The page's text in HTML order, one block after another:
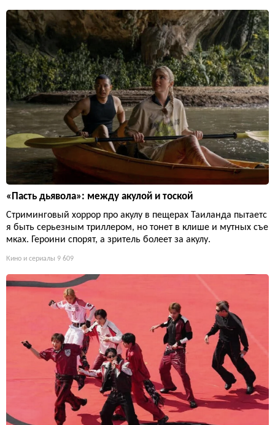
«Пасть дьявола»: между акулой и тоской
Стриминговый хоррор про акулу в пещерах Таиланда пытаетс
я быть серьезным триллером, но тонет в клише и мутных съе
мках. Героини спорят, а зритель болеет за акулу.
Кино и сериалы 9 609